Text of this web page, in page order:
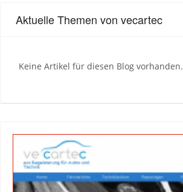
Aktuelle Themen von vecartec
Keine Artikel für diesen Blog vorhanden.